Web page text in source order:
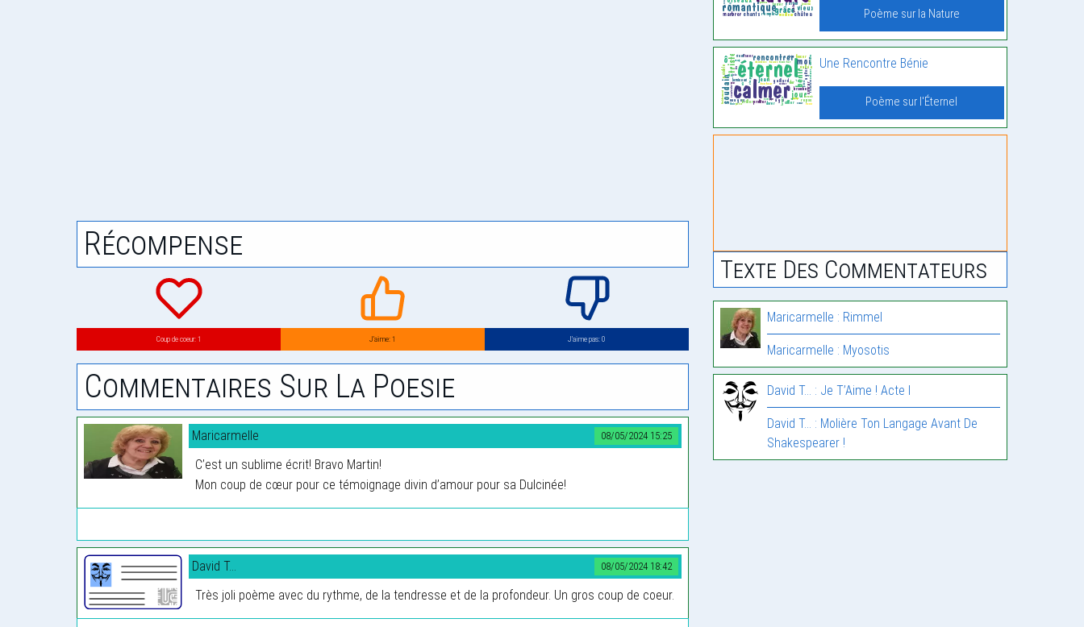
Récompense
Coup de coeur: 1 J’aime: 1 J’aime pas: 0
Commentaires Sur La Poesie
08/05/2024 15:25
Maricarmelle
C’est un sublime écrit! Bravo Martin!
Mon coup de cœur pour ce témoignage divin d’amour pour sa Dulcinée!
08/05/2024 18:42
David T...
Très joli poème avec du rythme, de la tendresse et de la profondeur. Un gros coup de coeur.
Poème sur la Nature
Une Rencontre Bénie
Poème sur l'Éternel
Texte Des Commentateurs
Maricarmelle : Rimmel
Maricarmelle : Myosotis
David T... : Je T’Aime ! Acte I
David T... : Molière Ton Langage Avant De
Shakespearer !